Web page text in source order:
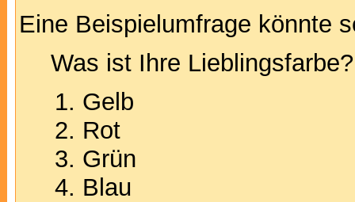
Eine Beispielumfrage könnte
Was ist Ihre Lieblingsfarbe?
Gelb
Rot
Grün
Blau